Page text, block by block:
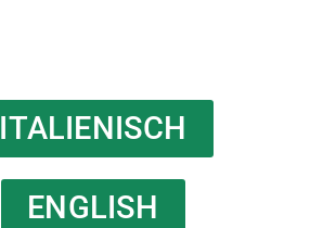
ITALIENISCH
ENGLISH